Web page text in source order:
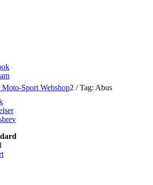
Moto-Sport Webshop2 / Tag: Abus